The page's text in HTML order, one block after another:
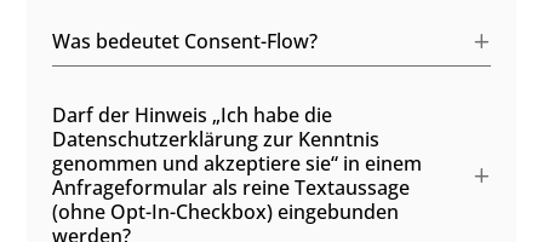
Was bedeutet Consent-Flow?
Darf der Hinweis „Ich habe die
Datenschutzerklärung zur Kenntnis
genommen und akzeptiere sie“ in einem
Anfrageformular als reine Textaussage
(ohne Opt-In-Checkbox) eingebunden
werden?